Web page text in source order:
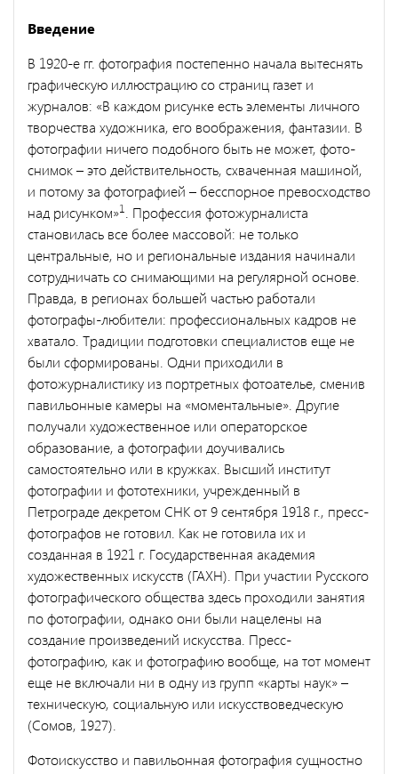
Введение
В 1920-е гг. фотография постепенно начала вытеснять
графическую иллюстрацию со страниц газет и
журналов: «В каждом рисунке есть элементы личного
творчества художника, его воображения, фантазии. В
фотографии ничего подобного быть не может, фото-
снимок – это действительность, схваченная машиной,
и потому за фотографией – бесспорное превосходство
над рисунком»1
. Профессия фотожурналиста
становилась все более массовой: не только
центральные, но и региональные издания начинали
сотрудничать со снимающими на регулярной основе.
Правда, в регионах большей частью работали
фотографы-любители: профессиональных кадров не
хватало. Традиции подготовки специалистов еще не
были сформированы. Одни приходили в
фотожурналистику из портретных фотоателье, сменив
павильонные камеры на «моментальные». Другие
получали художественное или операторское
образование, а фотографии доучивались
самостоятельно или в кружках. Высший институт
фотографии и фототехники, учрежденный в
Петрограде декретом СНК от 9 сентября 1918 г., пресс-
фотографов не готовил. Как не готовила их и
созданная в 1921 г. Государственная академия
художественных искусств (ГАХН). При участии Русского
фотографического общества здесь проходили занятия
по фотографии, однако они были нацелены на
создание произведений искусства. Пресс-
фотографию, как и фотографию вообще, на тот момент
еще не включали ни в одну из групп «карты наук» –
техническую, социальную или искусствоведческую
(Сомов, 1927).
Фотоискусство и павильонная фотография сущностно